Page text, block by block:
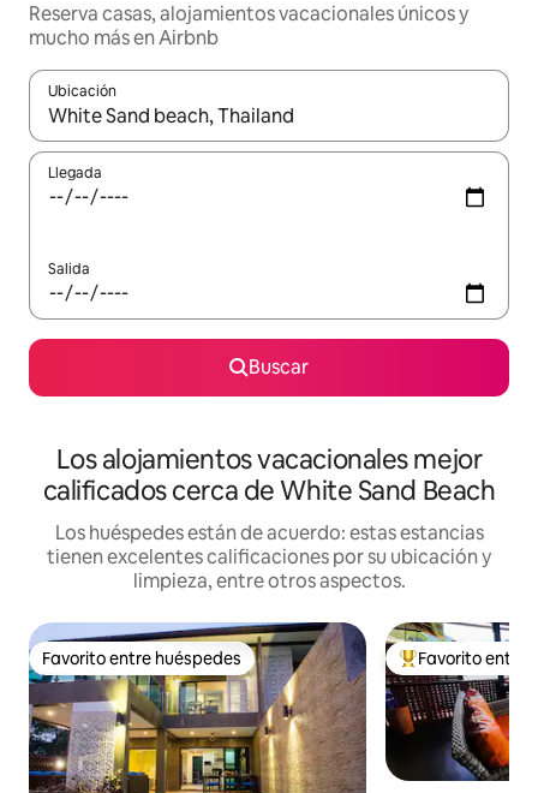
Reserva casas, alojamientos vacacionales únicos y
mucho más en Airbnb
Ubicación
Cuando los resultados estén disponibles, podrás navegar
Llegada
Salida
Buscar
Los alojamientos vacacionales mejor
calificados cerca de White Sand Beach
Los huéspedes están de acuerdo: estas estancias
tienen excelentes calificaciones por su ubicación y
limpieza, entre otros aspectos.
Favorito entre huéspedes
Favorito entre huéspedes De los mejores
Favorito entre